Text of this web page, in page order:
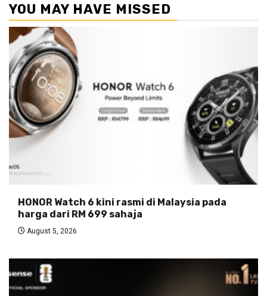
YOU MAY HAVE MISSED
HONOR Watch 6 kini rasmi di Malaysia pada
harga dari RM 699 sahaja
August 5, 2026